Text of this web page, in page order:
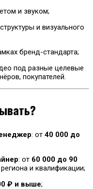
и звуком;
и визуального
бренд-стандарта;
под разные целевые
покупателей.
: от 40 000 до
: от 60 000 до 90
и квалификации;
₽ и выше;